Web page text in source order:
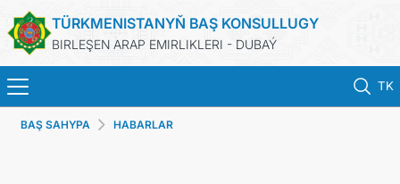
TÜRKMENISTANYŇ BAŞ KONSULLUGY
BIRLEŞEN ARAP EMIRLIKLERI - DUBAÝ
TK
BAŞ SAHYPA
BAŞ SAHYPA HABARLAR